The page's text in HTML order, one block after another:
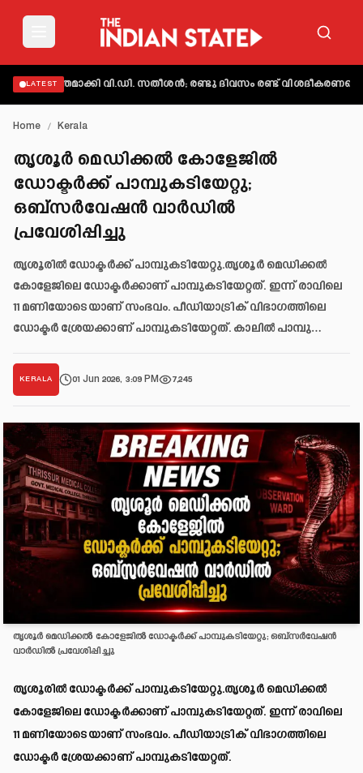
LATEST
വ്യക്തമാക്കി വി.ഡി. സതീശൻ; രണ്ടു ദിവസം രണ്ട് വിശദീകരണമെന്ന്
Home / Kerala
തൃശൂർ മെഡിക്കൽ കോളേജിൽ
ഡോക്ടർക്ക് പാമ്പുകടിയേറ്റു;
ഒബ്സർവേഷൻ വാർഡിൽ
പ്രവേശിപ്പിച്ചു
തൃശൂരിൽ ഡോക്ടർക്ക് പാമ്പുകടിയേറ്റു.തൃശൂർ മെഡിക്കൽ
കോളേജിലെ ഡോക്ടർക്കാണ് പാമ്പുകടിയേറ്റത്. ഇന്ന് രാവിലെ
11 മണിയോടെയാണ് സംഭവം. പീഡിയാട്രിക് വിഭാഗത്തിലെ
ഡോക്ടർ ശ്രേയക്കാണ് പാമ്പുകടിയേറ്റത്. കാലിൽ പാമ്പു…
KERALA 01 Jun 2026, 3:09 PM 7,245
തൃശൂർ മെഡിക്കൽ കോളേജിൽ ഡോക്ടർക്ക് പാമ്പുകടിയേറ്റു; ഒബ്സർവേഷൻ
വാർഡിൽ പ്രവേശിപ്പിച്ചു
തൃശൂരിൽ ഡോക്ടർക്ക് പാമ്പുകടിയേറ്റു.തൃശൂർ മെഡിക്കൽ
കോളേജിലെ ഡോക്ടർക്കാണ് പാമ്പുകടിയേറ്റത്. ഇന്ന് രാവിലെ
11 മണിയോടെയാണ് സംഭവം. പീഡിയാട്രിക് വിഭാഗത്തിലെ
ഡോക്ടർ ശ്രേയക്കാണ് പാമ്പുകടിയേറ്റത്.